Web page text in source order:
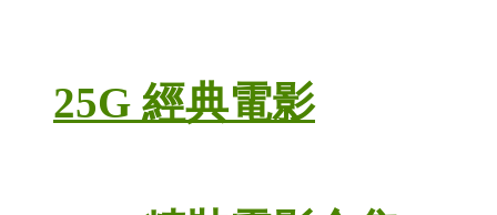
25G 經典電影